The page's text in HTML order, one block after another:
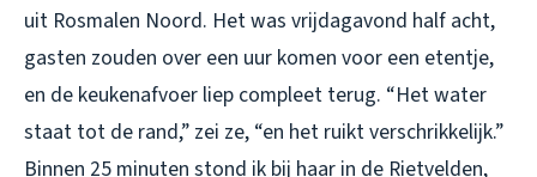
uit Rosmalen Noord. Het was vrijdagavond half acht,
gasten zouden over een uur komen voor een etentje,
en de keukenafvoer liep compleet terug. “Het water
staat tot de rand,” zei ze, “en het ruikt verschrikkelijk.”
Binnen 25 minuten stond ik bij haar in de Rietvelden,